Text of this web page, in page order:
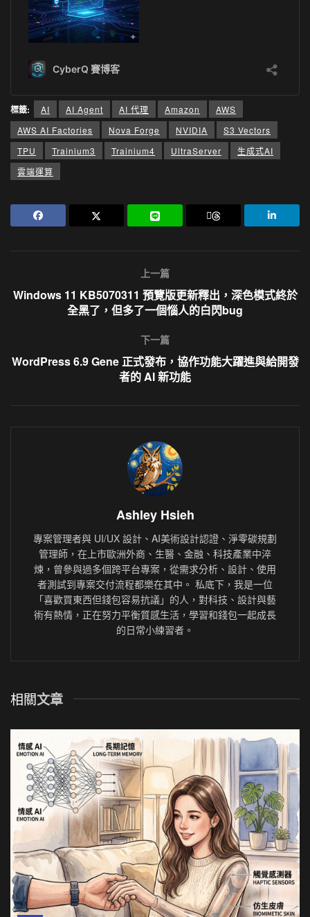
標籤: AI AI Agent AI 代理 Amazon
AWS
AWS AI Factories
Nova Forge NVIDIA
S3 Vectors
TPU
Trainium3 Trainium4 UltraServer
生成式AI
雲端運算
上一篇
Windows 11 KB5070311 預覽版更新釋出，深色模式終於
全黑了，但多了一個惱人的白閃bug
下一篇
WordPress 6.9 Gene 正式發布，協作功能大躍進與給開發
者的 AI 新功能
Ashley Hsieh
專案管理者與 UI/UX 設計、AI美術設計認證、淨零碳規劃
管理師，在上市歐洲外商、生醫、金融、科技產業中淬
煉，曾參與過多個跨平台專案，從需求分析、設計、使用
者測試到專案交付流程都樂在其中。 私底下，我是一位
「喜歡買東西但錢包容易抗議」的人，對科技、設計與藝
術有熱情，正在努力平衡質感生活，學習和錢包一起成長
的日常小練習者。
相關文章